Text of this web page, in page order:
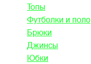
Топы
Футболки и поло
Брюки
Джинсы
Юбки